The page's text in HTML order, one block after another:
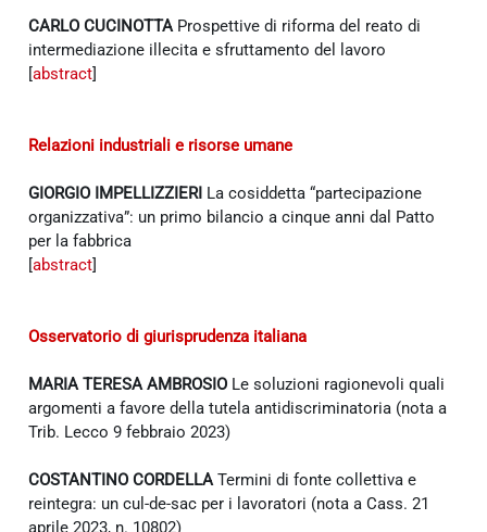
CARLO CUCINOTTAProspettive di riforma del reato di
intermediazione illecita e sfruttamento del lavoro
[abstract]
Relazioni industriali e risorse umane
GIORGIO IMPELLIZZIERI La cosiddetta “partecipazione
organizzativa”: un primo bilancio a cinque anni dal Patto
per la fabbrica
[abstract]
Osservatorio di giurisprudenza italiana
MARIA TERESA AMBROSIO Le soluzioni ragionevoli quali
argomenti a favore della tutela antidiscriminatoria (nota a
Trib. Lecco 9 febbraio 2023)
COSTANTINO CORDELLATermini di fonte collettiva e
reintegra: un cul-de-sac per i lavoratori (nota a Cass. 21
aprile 2023, n. 10802)